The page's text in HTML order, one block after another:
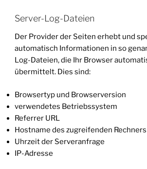
Server-Log-Dateien
Der Provider der Seiten erhebt und
automatisch Informationen in so
Log-Dateien, die Ihr Browser
übermittelt. Dies sind:
Browsertyp und Browserversion
verwendetes Betriebssystem
Referrer URL
Hostname des zugreifenden Rechners
Uhrzeit der Serveranfrage
IP-Adresse